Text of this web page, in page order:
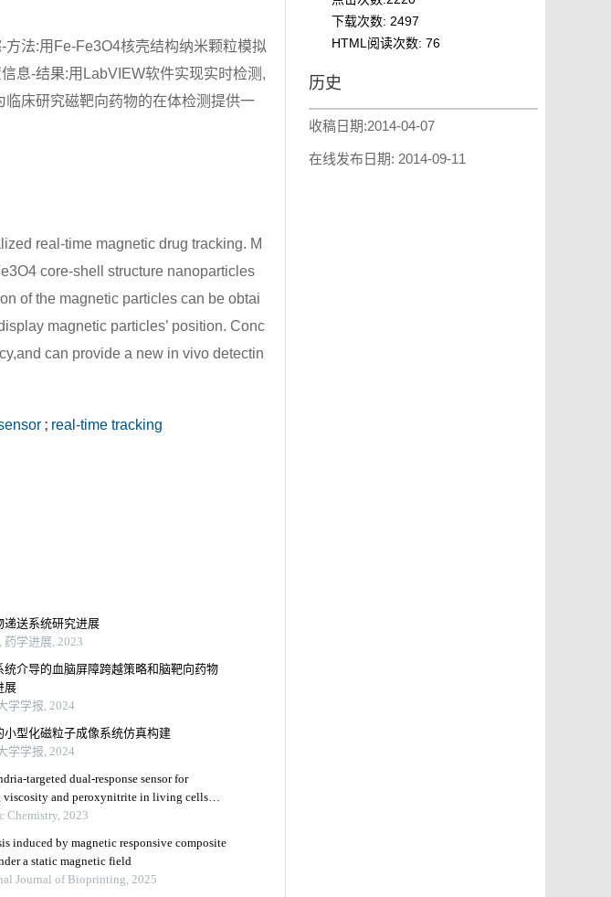
法:用Fe-Fe3O4核壳结构纳米颗粒模拟
息-结果:用LabVIEW软件实现实时检测,
床研究磁靶向药物的在体检测提供一
real-time magnetic drug tracking. M
core-shell structure nanoparticles
of the magnetic particles can be obtai
magnetic particles’ position. Conc
can provide a new in vivo detectin
; real-time tracking
递送系统研究进展
药学进展, 2023
统介导的血脑屏障跨越策略和脑靶向药物
展
学学报, 2024
小型化磁粒子成像系统仿真构建
学学报, 2024
targeted dual-response sensor for
viscosity and peroxynitrite in living cells
fluorescence signals
Chemistry, 2023
induced by magnetic responsive composite
a static magnetic field
Journal of Bioprinting, 2025
下载次数: 2497
HTML阅读次数: 76
历史
收稿日期:2014-04-07
在线发布日期: 2014-09-11